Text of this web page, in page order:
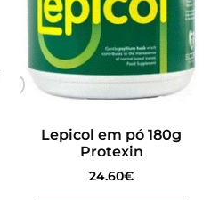
Lepicol em pó 180g
Protexin
24.60€